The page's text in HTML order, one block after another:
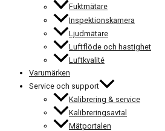
Fuktmätare
Inspektionskamera
Ljudmätare
Luftflöde och hastighet
Luftkvalité
Varumärken
Service och support
Kalibrering & service
Kalibreringsavtal
Mätportalen